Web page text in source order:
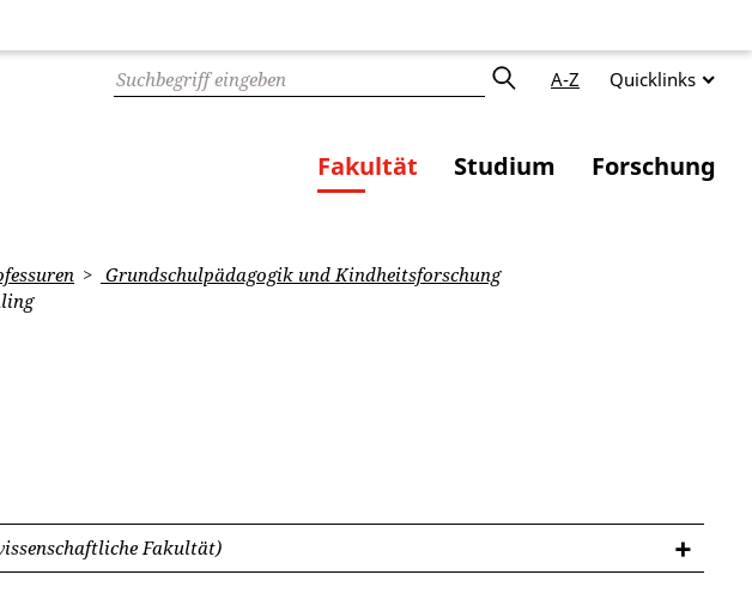
A-Z Quicklinks
Fakultät Studium Forschung
Grundschulpädagogik und Kindheitsforschung
Fakultät)